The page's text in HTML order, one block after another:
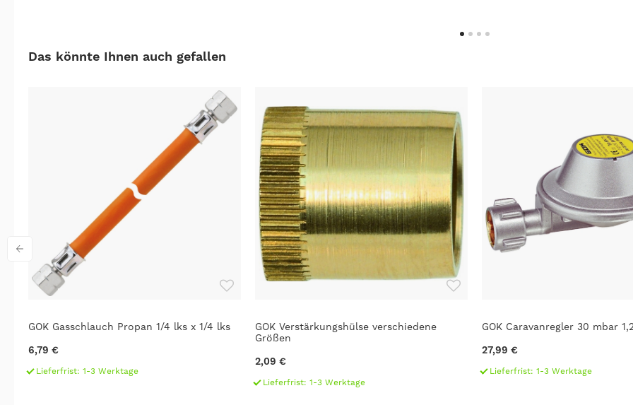
Das könnte Ihnen auch gefallen
GOK Gasschlauch Propan 1/4 lks x 1/4 lks
6,79 €
Lieferfrist: 1-3 Werktage
GOK Verstärkungshülse verschiedene
Größen
2,09 €
Lieferfrist: 1-3 Werktage
GOK Caravanregler 30 mbar
27,99 €
Lieferfrist: 1-3 Werktage